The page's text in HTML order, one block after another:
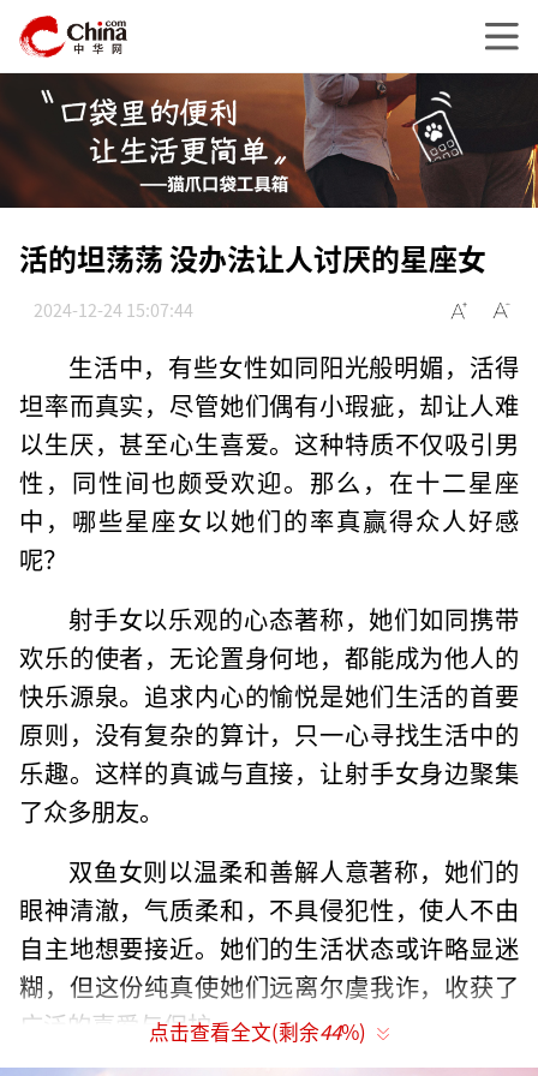
活的坦荡荡 没办法让人讨厌的星座女
2024-12-24 15:07:44
生活中，有些女性如同阳光般明媚，活得
坦率而真实，尽管她们偶有小瑕疵，却让人难
以生厌，甚至心生喜爱。这种特质不仅吸引男
性，同性间也颇受欢迎。那么，在十二星座
中，哪些星座女以她们的率真赢得众人好感
呢？
射手女以乐观的心态著称，她们如同携带
欢乐的使者，无论置身何地，都能成为他人的
快乐源泉。追求内心的愉悦是她们生活的首要
原则，没有复杂的算计，只一心寻找生活中的
乐趣。这样的真诚与直接，让射手女身边聚集
了众多朋友。
双鱼女则以温柔和善解人意著称，她们的
眼神清澈，气质柔和，不具侵犯性，使人不由
自主地想要接近。她们的生活状态或许略显迷
糊，但这份纯真使她们远离尔虞我诈，收获了
广泛的喜爱与保护。点击查看全文(剩余44%)